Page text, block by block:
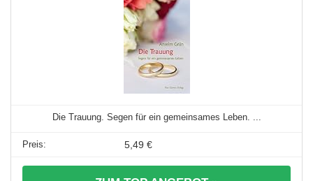
Die Trauung. Segen für ein gemeinsames Leben. ...
5,49 €